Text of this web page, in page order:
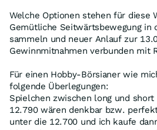
Welche Optionen stehen für diese
Gemütliche Seitwärtsbewegung in
sammeln und neuer Anlauf zur
Gewinnmitnahmen verbunden mit
Für einen Hobby-Börsianer wie
folgende Überlegungen:
Spielchen zwischen long und short
12.790 wären denkbar bzw.
unter die 12.700 und ich kaufe